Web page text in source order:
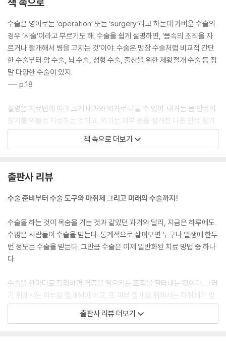
수술은 영어로는 ‘operation’ 또는 ‘surgery’라고 하는데 가벼운 수술의
경우 ‘시술’이라고 부르기도 해. 수술을 쉽게 설명하면, ‘몸속의 조직을 자
르거나 절개해서 병을 고치는 것’이야. 수술은 맹장 수술처럼 비교적 간단
한 수술부터 암 수술, 뇌 수술, 성형 수술, 출산을 위한 제왕절개 수술 등 정
말 다양한 수술이 있지.
--- p.18
질병은 치료법에 따라 크게 내과와 외과로 나눌 수 있어. 내과는 몸 안쪽의
장기를 약물로 치료하는 것이고, 외과는 피부 등을 절개한 다음 안쪽 장기
를 수술로 치료하는 거야.
살리기도 하고 죽게도 만들 수 있기 때문이지. 하지만 암 수술에서는 그 판
단을 내리는 사람이 외과의사만은 아니야. 중요한 사람이 또 있지. 바로 병
--- p.30
맹장 수술처럼 아무리 간단한 수술이라고 해도 수술은 여전히 위험한 일이
야. 과거에는 수술 후 마취에서 깨어나지 못하거나 부작용으로 사망하는
태도 다양하기 때문에 의사들은 항상 긴장하고, 주의하면서 수술해야 해.
아무리 의료기술이 발전했다고 해도 모든 수술이 성공할 수는 없는 게 사
실이거든.
책 속으로 더보기
출판사 리뷰
수술 준비부터 수술 도구와 마취제 그리고 미래의 수술까지!
수술을 하는 것이 목숨을 거는 것과 같았던 과거와 달리, 지금은 하루에도
수많은 사람들이 수술을 받는다. 통계적으로 살펴보면 누구나 일생에 한두
번 정도는 수술을 받는다. 그만큼 수술은 이제 일반화된 치료 방법 중 하나
다.
수술을 한마디로 정리하면 염증을 일으키는 조직을 잘라내는 것이다. 그러
기 위해서는 피부를 절개해야 하고, 또 피부 절개를 위해서는 마취제가 필
요하다. 그래서 과학자들은 오랫동안 마취제를 연구해 왔다. 과거에는 통
증을 줄이기 위해 아편이나 맨드레이크, 대마 등을 사용했다. 19세기 윌리
출판사 리뷰 더보기